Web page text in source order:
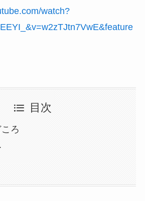
watch?
目次
ろ